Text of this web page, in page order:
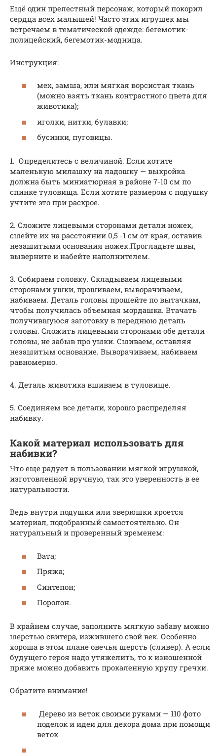
Ещё один прелестный персонаж, который покорил
сердца всех малышей! Часто этих игрушек мы
встречаем в тематической одежде: бегемотик-
полицейский, бегемотик-модница.
Инструкция:
мех, замша, или мягкая ворсистая ткань
(можно взять ткань контрастного цвета для
животика);
иголки, нитки, булавки;
бусинки, пуговицы.
1. Определитесь с величиной. Если хотите
маленькую милашку на ладошку — выкройка
должна быть миниатюрная в районе 7-10 см по
спинке туловища. Если хотите размером с подушку
учтите это при раскрое.
2. Сложите лицевыми сторонами детали ножек,
сшейте их на расстоянии 0,5 -1 см от края, оставив
незашитыми основания ножек.Прогладьте швы,
выверните и набейте наполнителем.
3. Собираем головку. Складываем лицевыми
сторонами ушки, прошиваем, выворачиваем,
набиваем. Деталь головы прошейте по вытачкам,
чтобы получилась объемная мордашка. Втачать
получившуюся заготовку в переднюю деталь
головы. Сложить лицевыми сторонами обе детали
головы, не забыв про ушки. Сшиваем, оставляя
незашитым основание. Выворачиваем, набиваем
равномерно.
4. Деталь животика вшиваем в туловище.
5. Соединяем все детали, хорошо распределяя
набивку.
Какой материал использовать для
набивки?
Что еще радует в пользовании мягкой игрушкой,
изготовленной вручную, так это уверенность в ее
натуральности.
Ведь внутри подушки или зверюшки кроется
материал, подобранный самостоятельно. Он
натуральный и проверенный временем:
Вата;
Пряжа;
Синтепон;
Поролон.
В крайнем случае, заполнить мягкую забаву можно
шерстью свитера, изжившего свой век. Особенно
хороша в этом плане овечья шерсть (сливер). А если
будущего героя надо утяжелить, то к изношенной
пряже можно добавить прокаленную крупу гречки.
Обратите внимание!
Дерево из веток своими руками — 110 фото
поделок и идеи для декора дома при помощи
веток